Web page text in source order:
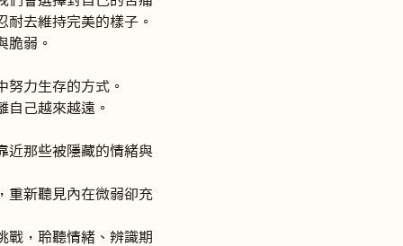
耐去維持完美的樣子。
脆弱。
力生存的方式。
自己越來越遠。
近那些被隱藏的情緒與
重新聽見內在微弱卻充
戰，聆聽情緒、辨識期